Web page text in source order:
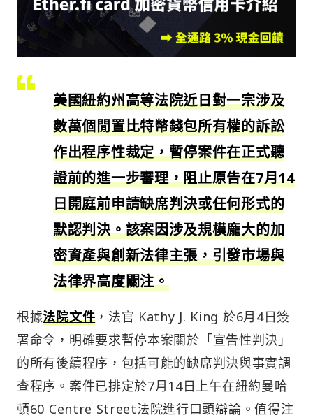
美國紐約州高等法院近日對一宗涉及
數萬個閒置比特幣錢包所有權的訴訟
作出程序性裁定，暫停案件在正式聽
證前的進一步審理，阻止原告在7月14
日開庭前申請缺席判決或任何形式的
默認判決。該案因涉及規模龐大的加
密資產與創新法律主張，引發市場與
法律界高度關注。
根據法院文件 ，法官 Kathy J. King 於6月4日簽
署命令，明確要求暫停本案關於「宣告性判決」
的所有後續程序，包括可能的缺席判決與事實調
查程序。案件已排定於7月14日上午在紐約曼哈
頓60 Centre Street法院進行口頭辯論。值得注